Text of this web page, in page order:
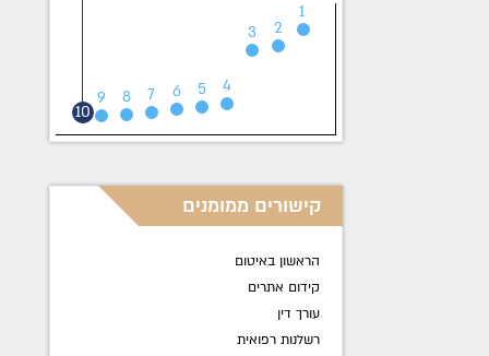
10
9 8 7 6 5 4
3 2
1
קישורים ממומנים
הראשון באיטום
קידום אתרים
עורך דין
רשלנות רפואית